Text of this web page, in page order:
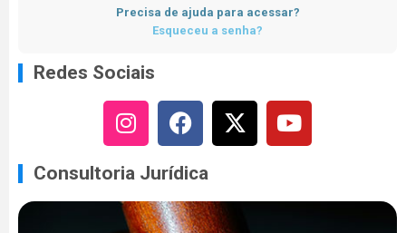
Precisa de ajuda para acessar?
Esqueceu a senha?
Redes Sociais
Consultoria Jurídica